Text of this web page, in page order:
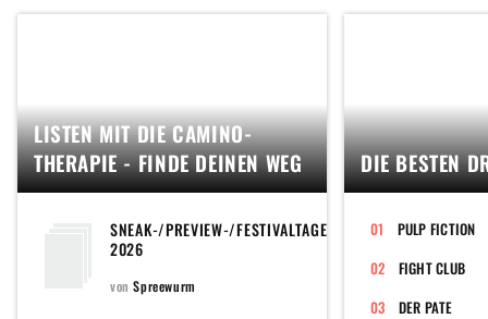
LISTEN MIT DIE CAMINO-
THERAPIE - FINDE DEINEN WEG
SNEAK-/PREVIEW-/FESTIVALTAGEBUCH
2026
vonSpreewurm
DIE BESTEN
PULP FICTION
FIGHT CLUB
DER PATE